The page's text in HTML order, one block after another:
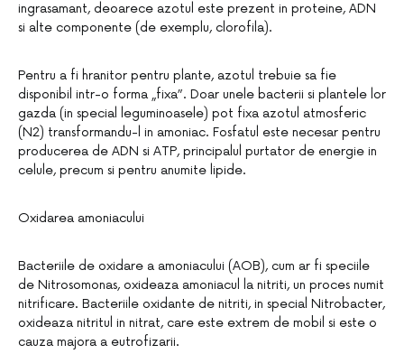
ingrasamant, deoarece azotul este prezent in proteine, ADN
si alte componente (de exemplu, clorofila).
Pentru a fi hranitor pentru plante, azotul trebuie sa fie
disponibil intr-o forma „fixa”. Doar unele bacterii si plantele lor
gazda (in special leguminoasele) pot fixa azotul atmosferic
(N2) transformandu-l in amoniac. Fosfatul este necesar pentru
producerea de ADN si ATP, principalul purtator de energie in
celule, precum si pentru anumite lipide.
Oxidarea amoniacului
Bacteriile de oxidare a amoniacului (AOB), cum ar fi speciile
de Nitrosomonas, oxideaza amoniacul la nitriti, un proces numit
nitrificare. Bacteriile oxidante de nitriti, in special Nitrobacter,
oxideaza nitritul in nitrat, care este extrem de mobil si este o
cauza majora a eutrofizarii.